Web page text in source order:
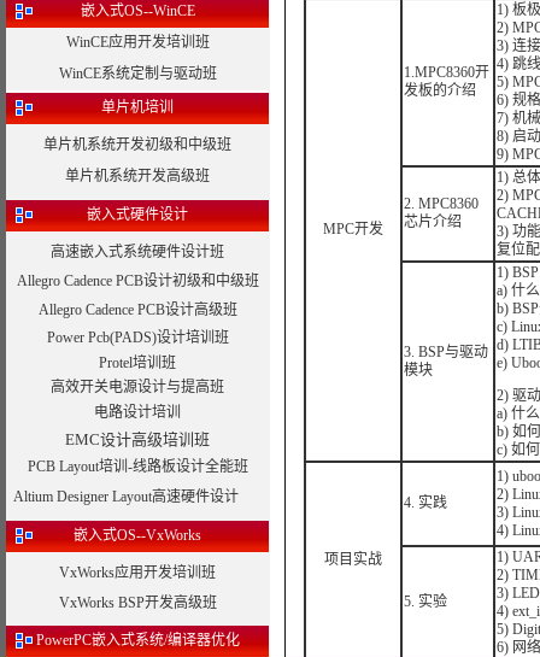
嵌入式OS--WinCE
WinCE应用开发培训班
WinCE系统定制与驱动班
单片机培训
单片机系统开发初级和中级班
单片机系统开发高级班
嵌入式硬件设计
高速嵌入式系统硬件设计班
Allegro Cadence PCB设计初级和中级班
Allegro Cadence PCB设计高级班
Power Pcb(PADS)设计培训班
Protel培训班
高效开关电源设计与提高班
电路设计培训
EMC设计高级培训班
PCB Layout培训-线路板设计全能班
Altium Designer Layout高速硬件设计
嵌入式OS--VxWorks
VxWorks应用开发培训班
VxWorks BSP开发高级班
PowerPC嵌入式系统/编译器优化
MPC开发
1.MPC8360开
发板的介绍
1) 板
2)
3) 连
4) 跳
5)
6) 规格
7) 机
8) 启动
9)
2. MPC8360
芯片介绍
1) 总
2)
3) 功
复位
3. BSP与驱动
模块
1) BSP
a) 什
b)
c)
d)
e)
2) 驱动
a) 什
b) 如
c) 如
项目实战
4. 实践
1)
2)
3)
4)
5. 实验
1)
2)
3)
4)
5)
6) 网